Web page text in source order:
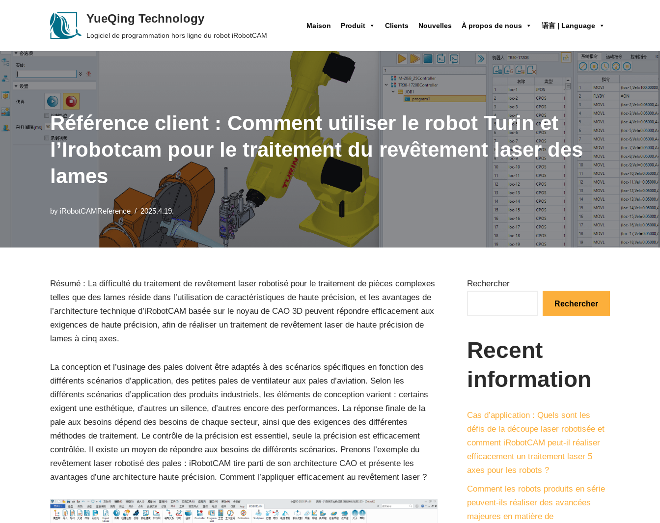
content
YueQing Technology
Logiciel de programmation hors ligne du robot iRobotCAM
Maison Produit Clients Nouvelles À propos de nous 语言 | Language
Référence client : Comment utiliser le robot Turin et
l’Irobotcam pour le traitement du revêtement laser des
lames
by iRobotCAMReference 2025.4.19.
Résumé : La difficulté du traitement de revêtement laser robotisé pour le traitement de pièces complexes
telles que des lames réside dans l’utilisation de caractéristiques de haute précision, et les avantages de
l’architecture technique d’iRobotCAM basée sur le noyau de CAO 3D peuvent répondre efficacement aux
exigences de haute précision, afin de réaliser un traitement de revêtement laser de haute précision de
lames à cinq axes.
La conception et l’usinage des pales doivent être adaptés à des scénarios spécifiques en fonction des
différents scénarios d’application, des petites pales de ventilateur aux pales d’aviation. Selon les
différents scénarios d’application des produits industriels, les éléments de conception varient : certains
exigent une esthétique, d’autres un silence, d’autres encore des performances. La réponse finale de la
pale aux besoins dépend des besoins de chaque secteur, ainsi que des exigences des différentes
méthodes de traitement. Le contrôle de la précision est essentiel, seule la précision est efficacement
contrôlée. Il existe un moyen de répondre aux besoins de différents scénarios. Prenons l’exemple du
revêtement laser robotisé des pales : iRobotCAM tire parti de son architecture CAO et présente les
avantages d’une architecture haute précision. Comment l’appliquer efficacement au revêtement laser ?
Rechercher
Rechercher
Recent
information
Cas d’application : Quels sont les
défis de la découpe laser robotisée et
comment iRobotCAM peut-il réaliser
efficacement un traitement laser 5
axes pour les robots ?
Comment les robots produits en série
peuvent-ils réaliser des avancées
majeures en matière de